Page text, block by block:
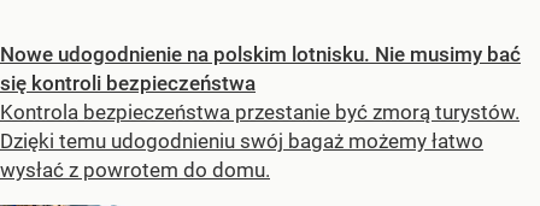
Nowe udogodnienie na polskim lotnisku. Nie musimy bać
się kontroli bezpieczeństwa
Kontrola bezpieczeństwa przestanie być zmorą turystów.
Dzięki temu udogodnieniu swój bagaż możemy łatwo
wysłać z powrotem do domu.